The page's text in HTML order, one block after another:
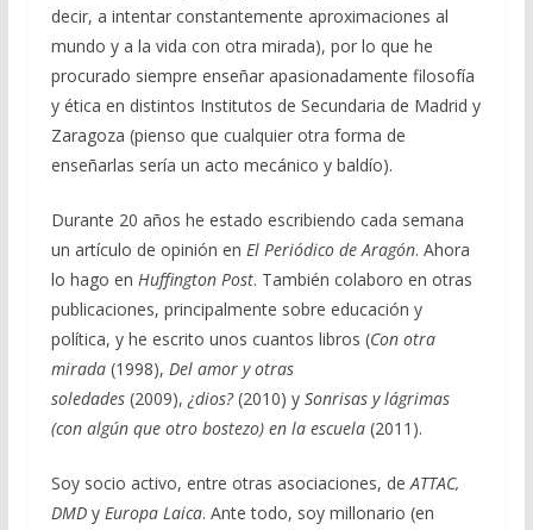
decir, a intentar constantemente aproximaciones al
mundo y a la vida con otra mirada), por lo que he
procurado siempre enseñar apasionadamente filosofía
y ética en distintos Institutos de Secundaria de Madrid y
Zaragoza (pienso que cualquier otra forma de
enseñarlas sería un acto mecánico y baldío).
Durante 20 años he estado escribiendo cada semana
un artículo de opinión en El Periódico de Aragón. Ahora
lo hago en Huffington Post. También colaboro en otras
publicaciones, principalmente sobre educación y
política, y he escrito unos cuantos libros (Con otra
mirada(1998), Del amor y otras
soledades(2009), ¿dios?(2010) y Sonrisas y lágrimas
(con algún que otro bostezo) en la escuela(2011).
Soy socio activo, entre otras asociaciones, deATTAC,
DMDy Europa Laica. Ante todo, soy millonario (en